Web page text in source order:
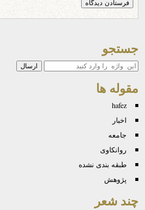
جستجو
جستجو
مقوله ها
hafez
اخبار
جامعه
روانكاوی
طبقه بندی نشده
پژوهش
چند شعر